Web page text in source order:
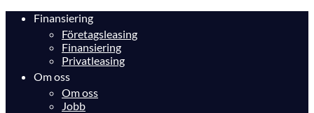
Finansiering
Företagsleasing
Finansiering
Privatleasing
Om oss
Om oss
Jobb